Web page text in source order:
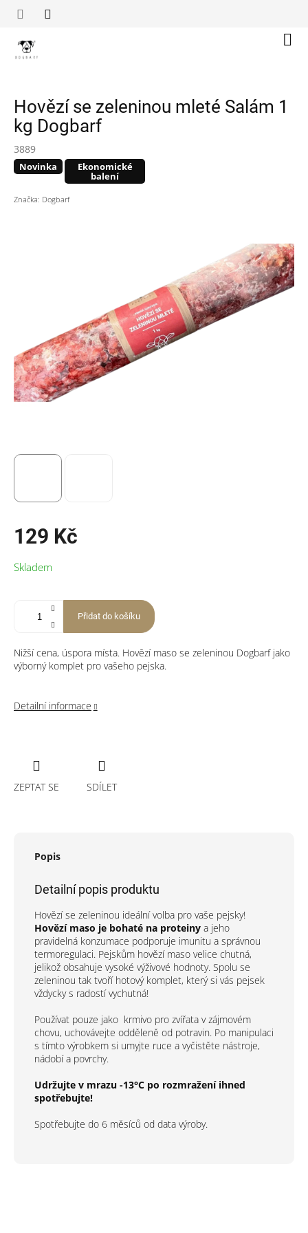
Hovězí se zeleninou mleté Salám 1
kg Dogbarf
3889
Novinka Ekonomické
balení
Značka: Dogbarf
129 Kč
cena:
Skladem
Přidat do košíku
Nižší cena, úspora místa. Hovězí maso se zeleninou Dogbarf jako
výborný komplet pro vašeho pejska.
Detailní informace
ZEPTAT SE SDÍLET
Popis
Detailní popis produktu
Hovězí se zeleninou ideální volba pro vaše pejsky!
Hovězí maso je bohaté na proteiny a jeho
pravidelná konzumace podporuje imunitu a správnou
termoregulaci. Pejskům hovězí maso velice chutná,
jelikož obsahuje vysoké výživové hodnoty. Spolu se
zeleninou tak tvoří hotový komplet, který si vás pejsek
vždycky s radostí vychutná!
Používat pouze jako krmivo pro zvířata v zájmovém
chovu, uchovávejte odděleně od potravin. Po manipulaci
s tímto výrobkem si umyjte ruce a vyčistěte nástroje,
nádobí a povrchy.
Udržujte v mrazu -13°C po rozmražení ihned
spotřebujte!
Spotřebujte do 6 měsíců od data výroby.